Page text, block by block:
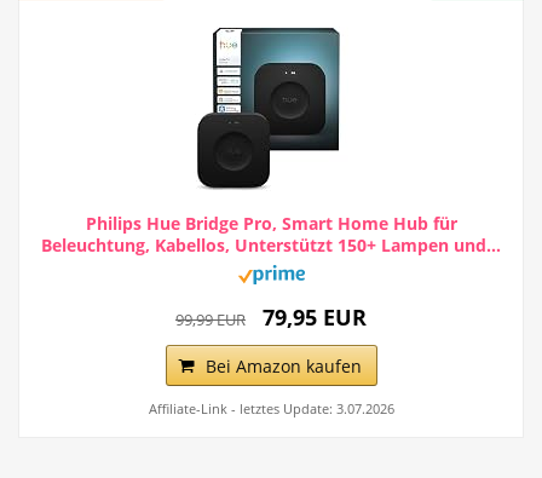
Philips Hue Bridge Pro, Smart Home Hub für
Beleuchtung, Kabellos, Unterstützt 150+ Lampen und...
99,99 EUR 79,95 EUR
Bei Amazon kaufen
Affiliate-Link - letztes Update: 3.07.2026